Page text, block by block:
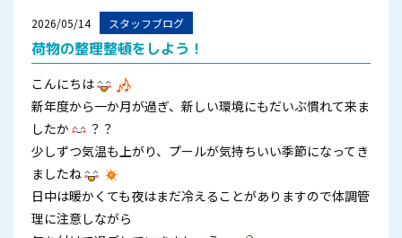
2026/05/14 スタッフブログ
荷物の整理整頓をしよう！
こんにちは
新年度から一か月が過ぎ、新しい環境にもだいぶ慣れて来ま
したか
？？
少しずつ気温も上がり、プールが気持ちいい季節になってき
ましたね
日中は暖かくても夜はまだ冷えることがありますので体調管
理に注意しながら